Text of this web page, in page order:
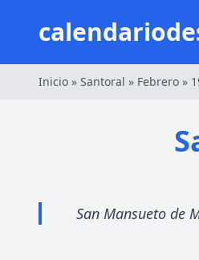
Inicio » Santoral » Febrero »
San Mansueto de